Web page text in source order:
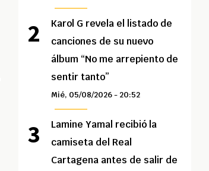
Karol G revela el listado de
canciones de su nuevo
álbum “No me arrepiento de
sentir tanto”
Mié, 05/08/2026 - 20:52
Lamine Yamal recibió la
camiseta del Real
Cartagena antes de salir de